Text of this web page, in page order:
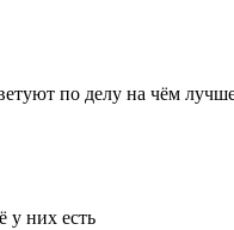
по делу на чём
у них есть